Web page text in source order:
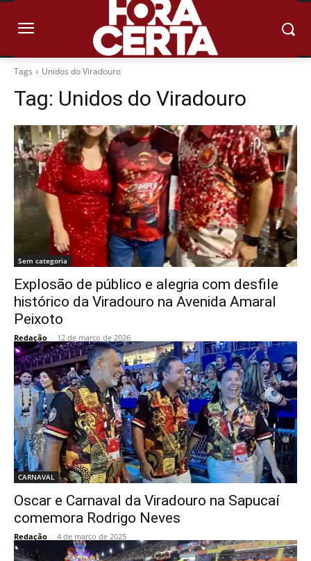
Tags Unidos do Viradouro
Tag: Unidos do Viradouro
Sem categoria
Explosão de público e alegria com desfile
histórico da Viradouro na Avenida Amaral
Peixoto
Redação - 12 de março de 2026
CARNAVAL
Oscar e Carnaval da Viradouro na Sapucaí
comemora Rodrigo Neves
Redação - 4 de março de 2025